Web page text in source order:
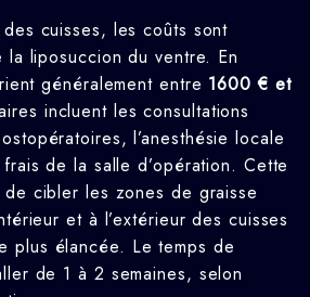
cuisses, les coûts sont
la liposuccion du ventre. En
généralement entre 1600 € et
incluent les consultations
l’anesthésie locale
de la salle d’opération. Cette
cibler les zones de graisse
et à l’extérieur des cuisses
plus élancée. Le temps de
de 1 à 2 semaines, selon